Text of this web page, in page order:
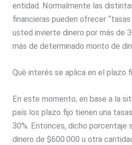
entidad. Normalmente las
financieras pueden ofrecer
usted invierte dinero por más de
más de determinado monto de
Què interés se aplica en el plazo
En este momento, en base a la
país los plazo fijo tienen una
30%. Entonces, dicho porcentaje
dinero de $600.000 u otra